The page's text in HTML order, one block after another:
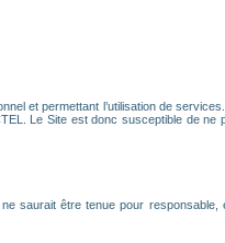
et permettant l’utilisation de
Le Site est donc susceptible de ne
saurait être tenue pour